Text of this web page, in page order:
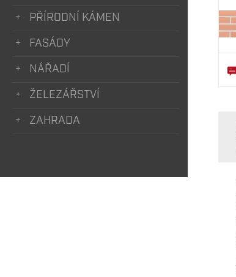
PŘÍRODNÍ KÁMEN
FASÁDY
NÁŘADÍ
ŽELEZÁŘSTVÍ
ZAHRADA